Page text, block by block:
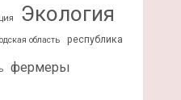
Экология
область республика
фермеры